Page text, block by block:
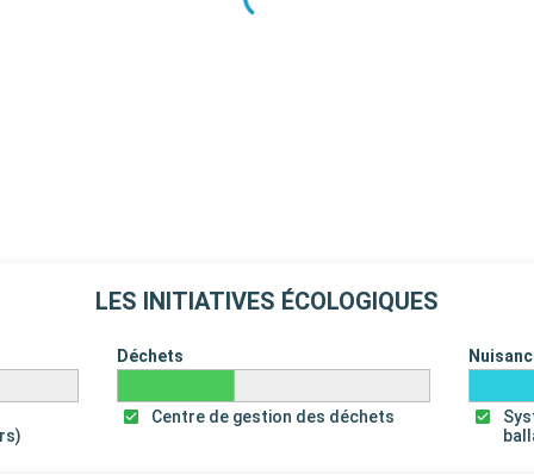
LES INITIATIVES ÉCOLOGIQUES
Déchets
Centre de gestion des déchets